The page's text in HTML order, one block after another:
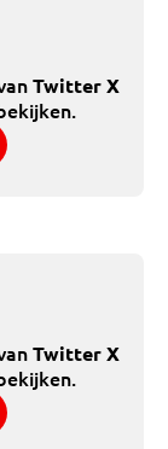
Twitter X
Twitter X